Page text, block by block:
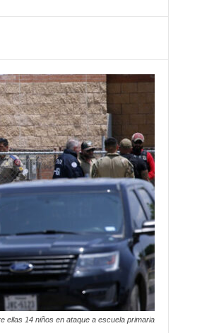
ellas 14 niños en ataque a escuela primaria